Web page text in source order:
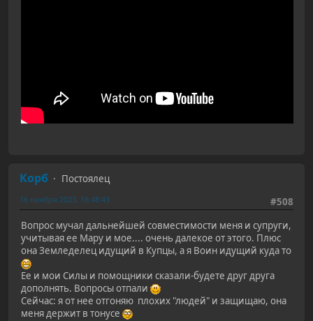
Корб
Постоялец
#508
16 ноября 2023, 16:48:43
Вопрос мучал дальнейшей совместимости меня и супруги,
учитывая ее Мару и мое.... очень далекое от этого. Плюс
она Земледелец идущий в Купцы, а я Воин идущий куда то
Ее и мои Силы и помощники сказали-будете друг друга
дополнять. Вопросы отпали
Сейчас: я от нее отгоняю плохих "людей" и защищаю, она
меня держит в тонусе